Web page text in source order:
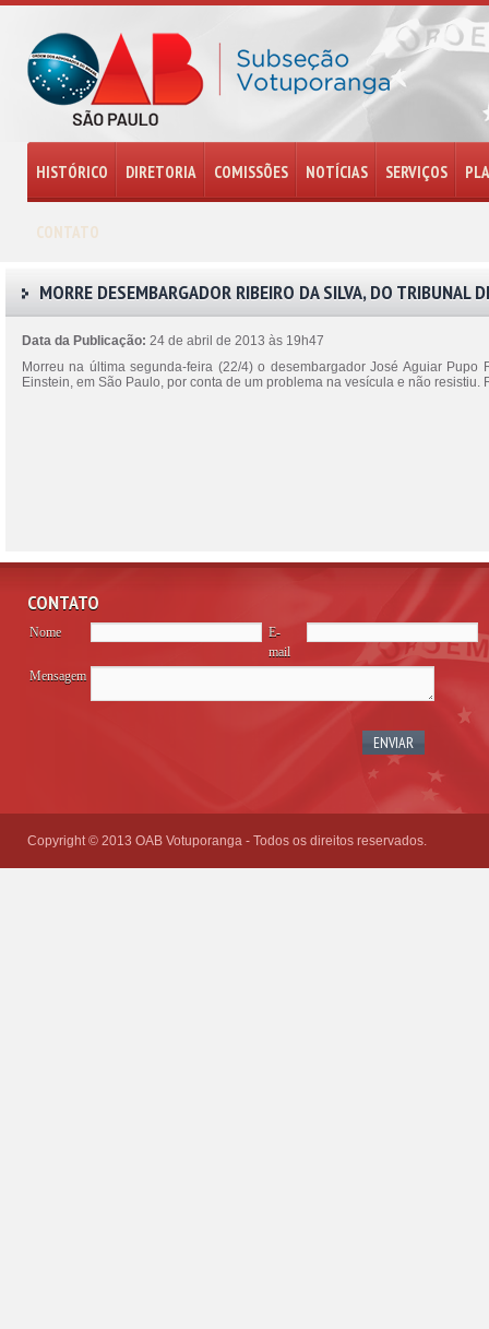
HISTÓRICO DIRETORIA COMISSÕES NOTÍCIAS SERVIÇOS
CONTATO
MORRE DESEMBARGADOR RIBEIRO DA SILVA, DO TRIBUNAL
Data da Publicação: 24 de abril de 2013 às 19h47
Morreu na última segunda-feira (22/4) o desembargador José Aguiar
Einstein, em São Paulo, por conta de um problema na vesícula e não
CONTATO
Nome
E-
mail
Mensagem
Copyright © 2013 OAB Votuporanga - Todos os direitos reservados.